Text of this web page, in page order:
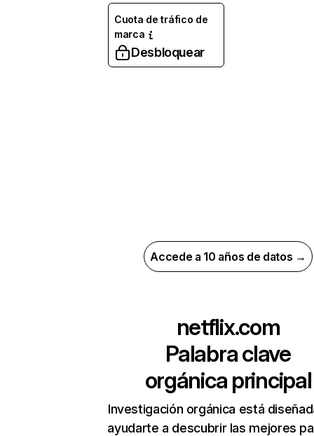
Cuota de tráfico de
marca
Desbloquear
Accede a 10 años de datos →
netflix.com
Palabra clave
orgánica principal
Investigación orgánica está
ayudarte a descubrir las mejores